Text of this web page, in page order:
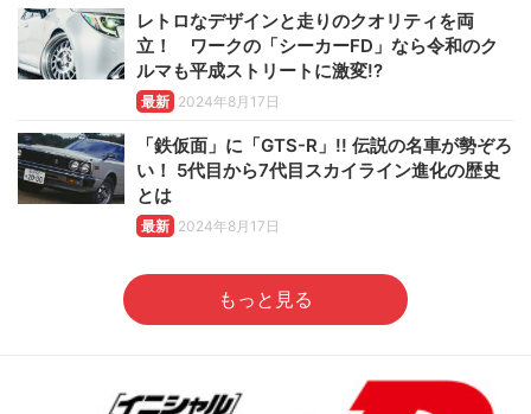
レトロなデザインと走りのクオリティを両
立！ ワークの「シーカーFD」なら令和のク
ルマも平成ストリートに激変!?
最新 2024年8月17日
「鉄仮面」に「GTS-R」!! 伝説の名車が勢ぞろ
い！ 5代目から7代目スカイライン進化の歴史
とは
最新 2024年8月17日
もっと見る